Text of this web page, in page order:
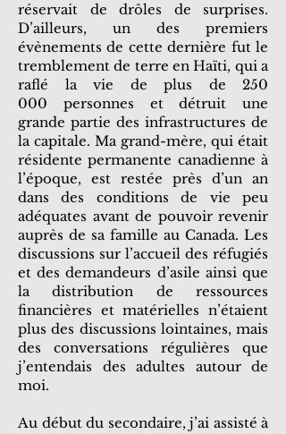
réservait de drôles de surprises.
D’ailleurs, un des premiers
évènements de cette dernière fut le
tremblement de terre en Haïti, qui a
raflé la vie de plus de 250
000 personnes et détruit une
grande partie des infrastructures de
la capitale. Ma grand-mère, qui était
résidente permanente canadienne à
l’époque, est restée près d’un an
dans des conditions de vie peu
adéquates avant de pouvoir revenir
auprès de sa famille au Canada. Les
discussions sur l’accueil des réfugiés
et des demandeurs d’asile ainsi que
la distribution de ressources
financières et matérielles n’étaient
plus des discussions lointaines, mais
des conversations régulières que
j’entendais des adultes autour de
moi.
Au début du secondaire, j’ai assisté à